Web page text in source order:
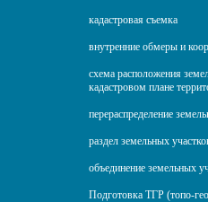
кадастровая съемка
внутренние обмеры и
схема расположения
кадастровом плане
перераспределение
раздел земельных
объединение земельных
Подготовка ТГР (топо-